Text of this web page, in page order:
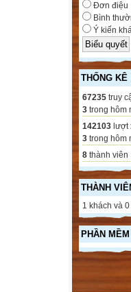
Đơn điệu
Bình
Ý kiến
THỐNG KÊ
67235 truy
3 trong hôm
142103 lượt
3 trong hôm
8 thành viên
THÀNH
1 khách và
PHẦN MỀM